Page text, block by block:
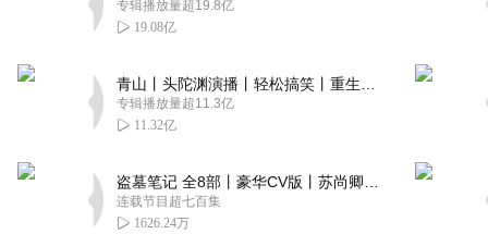
专辑播放量超19.8亿
19.08亿
专辑播放量超11.3亿
11.32亿
连载节目超七百集
1626.24万